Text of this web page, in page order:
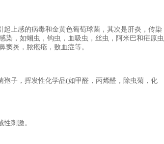
上感的病毒和金黄色葡萄球菌，其次是肝炎，传染
染，如蛔虫，钩虫，血吸虫，丝虫，阿米巴和疟原虫
窦炎，脓疱疮，败血症等。
子，挥发性化学品(如甲醛，丙烯醛，除虫菊，化
刺激。